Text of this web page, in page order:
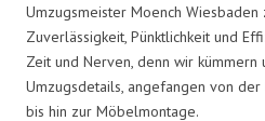
Umzugsmeister Moench Wiesbaden
Zuverlässigkeit, Pünktlichkeit und
Zeit und Nerven, denn wir kümmern
Umzugsdetails, angefangen von
bis hin zur Möbelmontage.